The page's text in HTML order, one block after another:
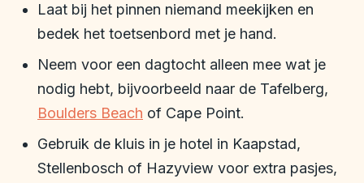
Laat bij het pinnen niemand meekijken en
bedek het toetsenbord met je hand.
Neem voor een dagtocht alleen mee wat je
nodig hebt, bijvoorbeeld naar de Tafelberg,
Boulders Beach of Cape Point.
Gebruik de kluis in je hotel in Kaapstad,
Stellenbosch of Hazyview voor extra pasjes,